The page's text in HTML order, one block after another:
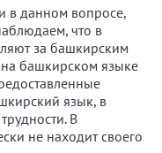
в данном вопросе,
что в
за башкирским
башкирском языке
язык, в
В
не находит своего